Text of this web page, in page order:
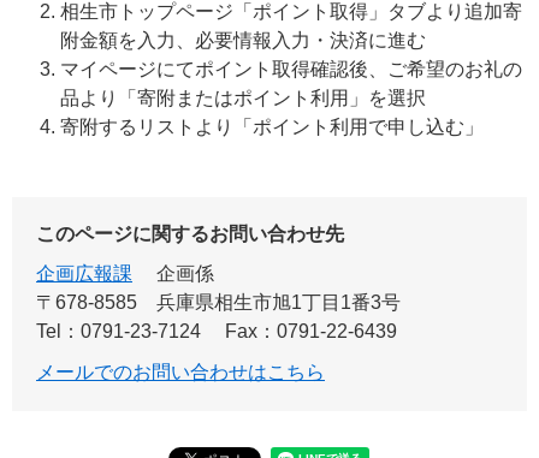
相生市トップページ「ポイント取得」タブより追加寄
附金額を入力、必要情報入力・決済に進む
マイページにてポイント取得確認後、ご希望のお礼の
品より「寄附またはポイント利用」を選択
寄附するリストより「ポイント利用で申し込む」
このページに関するお問い合わせ先
企画広報課
企画係
〒678-8585
兵庫県相生市旭1丁目1番3号
Tel：0791-23-7124
Fax：0791-22-6439
メールでのお問い合わせはこちら